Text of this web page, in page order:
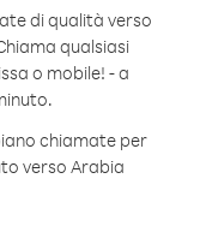
di qualità verso
qualsiasi
o mobile! - a
chiamate per
verso Arabia